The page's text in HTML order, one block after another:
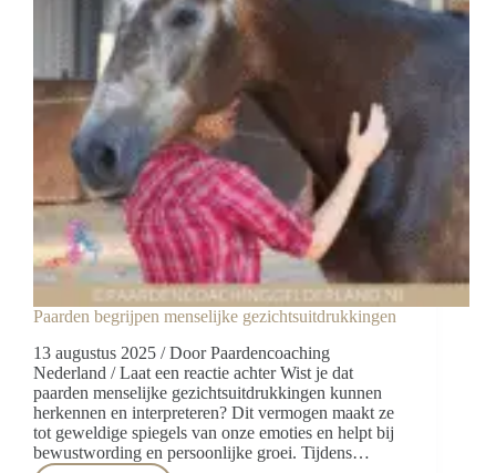
Paarden begrijpen menselijke gezichtsuitdrukkingen
13 augustus 2025 / Door Paardencoaching
Nederland / Laat een reactie achter Wist je dat
paarden menselijke gezichtsuitdrukkingen kunnen
herkennen en interpreteren? Dit vermogen maakt ze
tot geweldige spiegels van onze emoties en helpt bij
bewustwording en persoonlijke groei. Tijdens…